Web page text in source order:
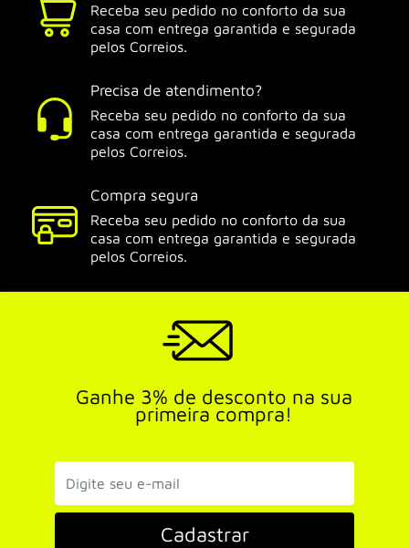
Receba seu pedido no conforto da sua
casa com entrega garantida e segurada
pelos Correios.
Precisa de atendimento?
Receba seu pedido no conforto da sua
casa com entrega garantida e segurada
pelos Correios.
Compra segura
Receba seu pedido no conforto da sua
casa com entrega garantida e segurada
pelos Correios.
Ganhe 3% de desconto na sua
primeira compra!
Cadastrar